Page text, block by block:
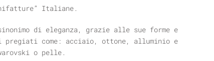
Italiane.
di eleganza, grazie alle sue forme e
come: acciaio, ottone, alluminio e
o pelle.